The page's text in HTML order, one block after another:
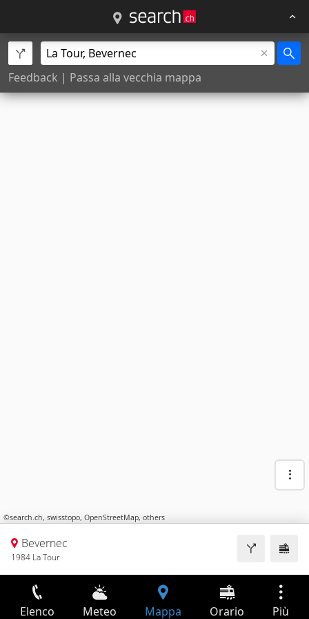
Feedback | Passa alla vecchia mappa
©search.ch, swisstopo, OpenStreetMap, others
Bevernec
1984 La Tour
Elenco Meteo Mappa Orario Più